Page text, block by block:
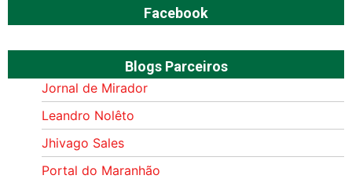
Facebook
Blogs Parceiros
Jornal de Mirador
Leandro Nolêto
Jhivago Sales
Portal do Maranhão